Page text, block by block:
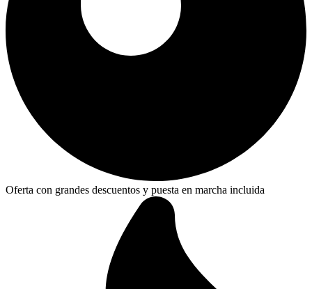
Oferta con grandes descuentos y puesta en marcha incluida